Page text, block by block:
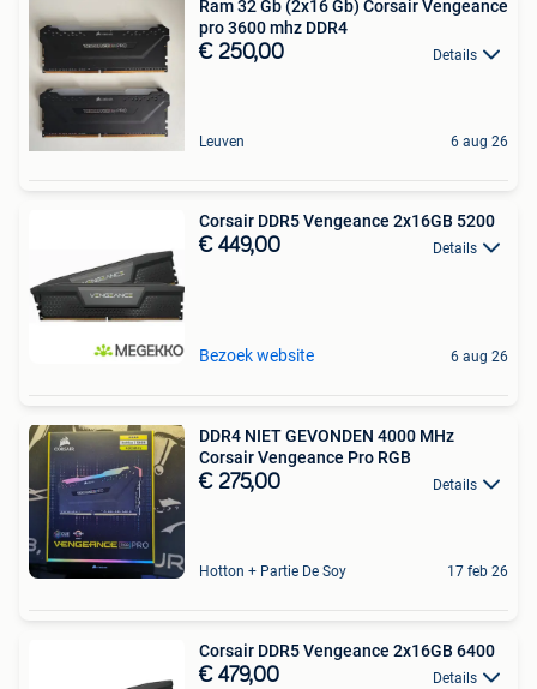
Ram 32 Gb (2x16 Gb) Corsair Vengeance
pro 3600 mhz DDR4
€ 250,00 Details
Leuven 6 aug 26
Corsair DDR5 Vengeance 2x16GB 5200
€ 449,00 Details
Bezoek website 6 aug 26
DDR4 NIET GEVONDEN 4000 MHz
Corsair Vengeance Pro RGB
€ 275,00 Details
Hotton + Partie De Soy 17 feb 26
Corsair DDR5 Vengeance 2x16GB 6400
€ 479,00 Details